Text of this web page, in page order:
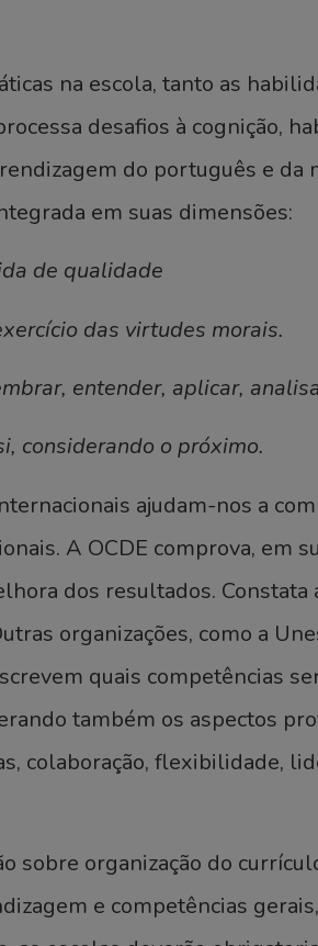
na escola, tanto as
desafios à cognição,
do português e
em suas dimensões:
de qualidade
das virtudes morais.
entender, aplicar,
considerando o próximo.
ajudam-nos a
A OCDE comprova, em
dos resultados. Constata
organizações, como a
quais competências
também os aspectos
colaboração, flexibilidade,
sobre organização do
e competências